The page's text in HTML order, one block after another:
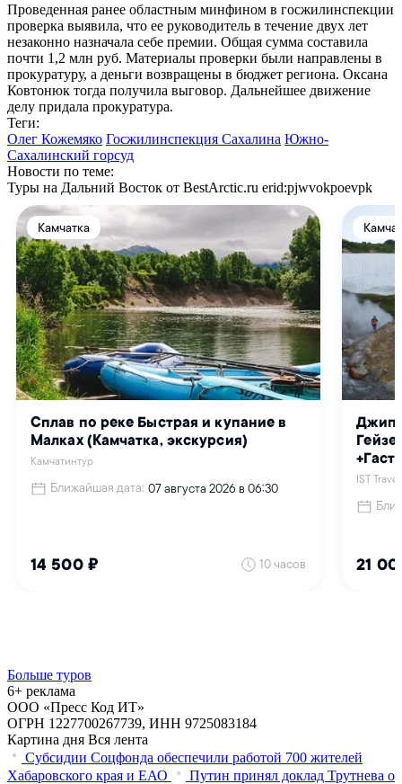
Проведенная ранее областным минфином в госжилинспекции
проверка выявила, что ее руководитель в течение двух лет
незаконно назначала себе премии. Общая сумма составила
почти 1,2 млн руб. Материалы проверки были направлены в
прокуратуру, а деньги возвращены в бюджет региона. Оксана
Ковтонюк тогда получила выговор. Дальнейшее движение
делу придала прокуратура.
Теги:
Олег Кожемяко Госжилинспекция Сахалина Южно-
Сахалинский горсуд
Новости по теме:
Туры на Дальний Восток от BestArctic.ru erid:pjwvokpoevpk
Больше туров
6+ реклама
ООО «Пресс Код ИТ»
ОГРН 1227700267739, ИНН 9725083184
Картина дня Вся лента
Субсидии Соцфонда обеспечили работой 700 жителей
Хабаровского края и ЕАО
Путин принял доклад Трутнева о